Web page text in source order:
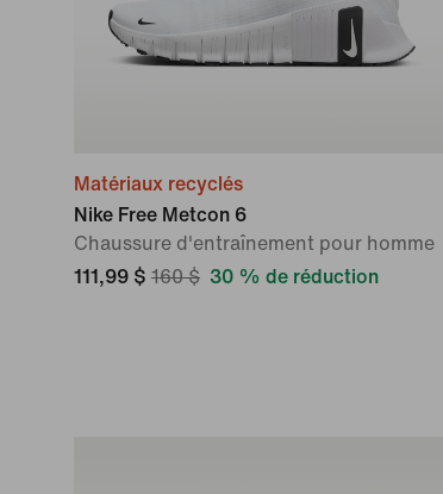
Matériaux recyclés
Nike Free Metcon 6
Chaussure d'entraînement pour homme
111,99 $ 160 $ 30 % de réduction